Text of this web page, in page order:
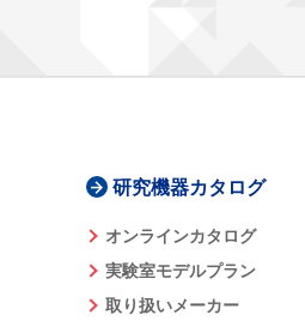
研究機器カタログ
オンラインカタログ
実験室モデルプラン
取り扱いメーカー